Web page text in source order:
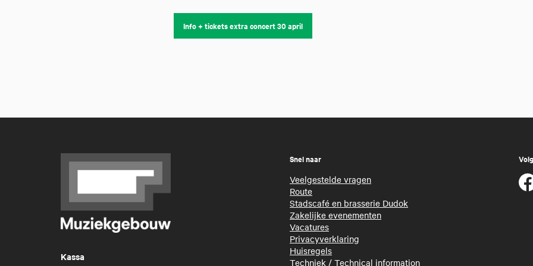
Info + tickets extra concert 30 april
Kassa
Snel naar
Veelgestelde vragen
Route
Stadscafé en brasserie Dudok
Zakelijke evenementen
Vacatures
Privacyverklaring
Huisregels
Techniek / Technical information